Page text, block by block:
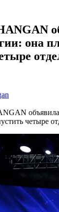
она
объявила
четыре